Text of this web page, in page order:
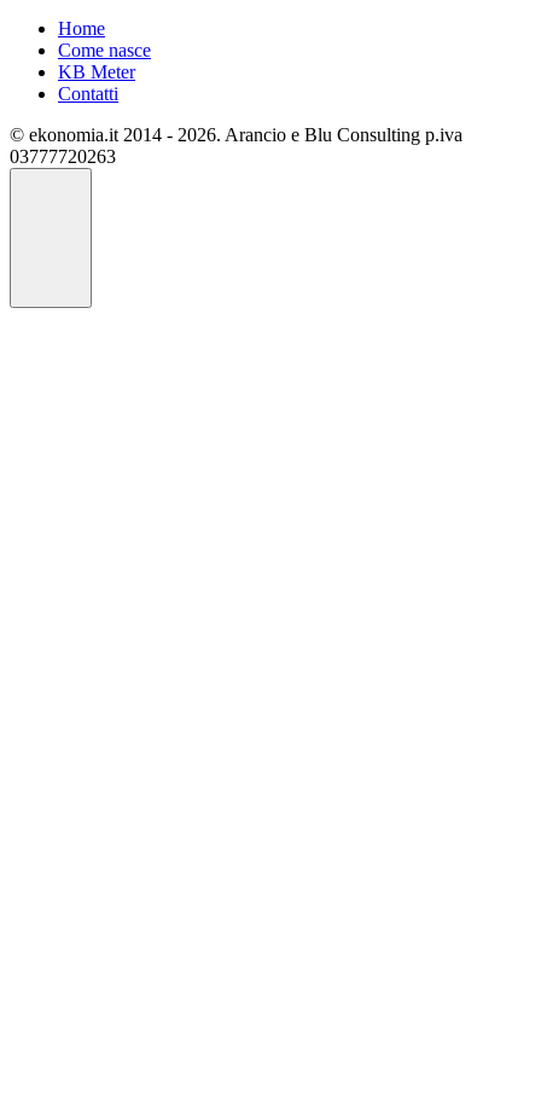
Home
Come nasce
KB Meter
Contatti
© ekonomia.it 2014 - 2026. Arancio e Blu Consulting p.iva
03777720263